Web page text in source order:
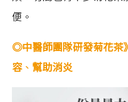
便。
◎中醫師團隊研發菊花茶
容、 幫助消炎